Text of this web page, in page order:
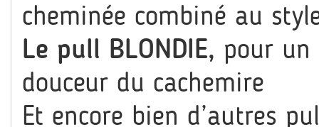
cheminée combiné au
Le pull BLONDIE, pour un
douceur du cachemire
Et encore bien d’autres